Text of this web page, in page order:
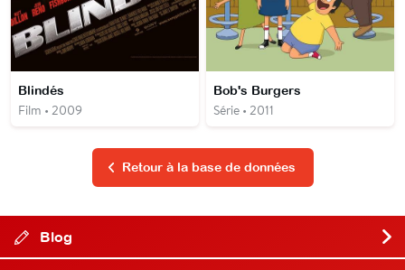
Blindés
Film • 2009
Bob's Burgers
Série • 2011
Retour à la base de données
Blog